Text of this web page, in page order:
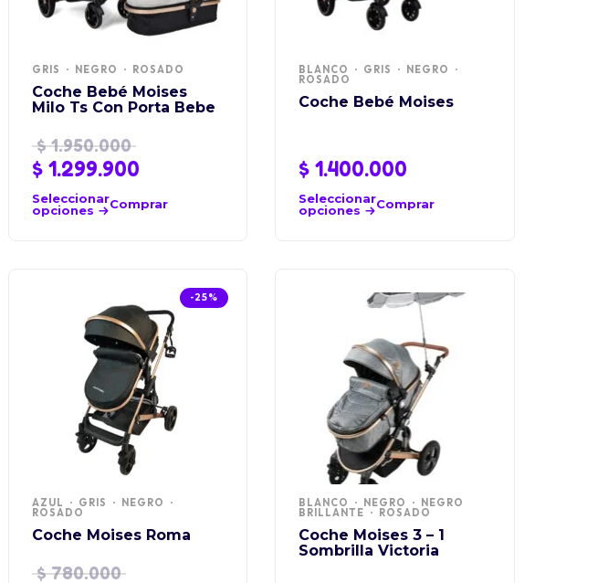
GRIS NEGRO ROSADO
Coche Bebé Moises
Milo Ts Con Porta Bebe
$1.950.000
$1.299.900
Seleccionar
opciones
Comprar
BLANCO GRIS NEGRO
ROSADO
Coche Bebé Moises
$ 1.400.000
Seleccionar
opciones
Comprar
-25%
AZUL GRIS NEGRO
ROSADO
Coche Moises Roma
$780.000
BLANCO NEGRO NEGRO
BRILLANTE ROSADO
Coche Moises 3 – 1
Sombrilla Victoria